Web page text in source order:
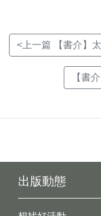
<上一篇 【書介】
【書
出版動態